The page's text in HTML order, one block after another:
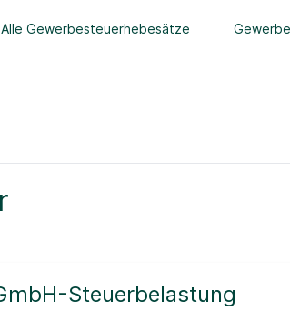
Alle Gewerbesteuerhebesätze
Steuerbelastung